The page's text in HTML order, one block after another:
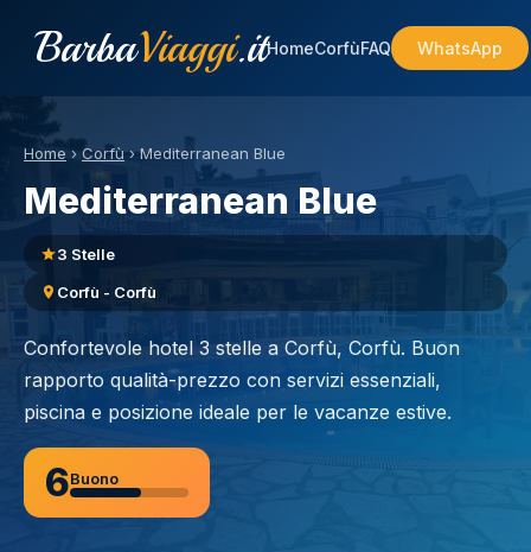
BarbaViaggi.itHomeCorfùFAQ WhatsApp
Home › Corfù›Mediterranean Blue
Mediterranean Blue
3 Stelle
Corfù - Corfù
Confortevole hotel 3 stelle a Corfù, Corfù. Buon
rapporto qualità-prezzo con servizi essenziali,
piscina e posizione ideale per le vacanze estive.
6Buono